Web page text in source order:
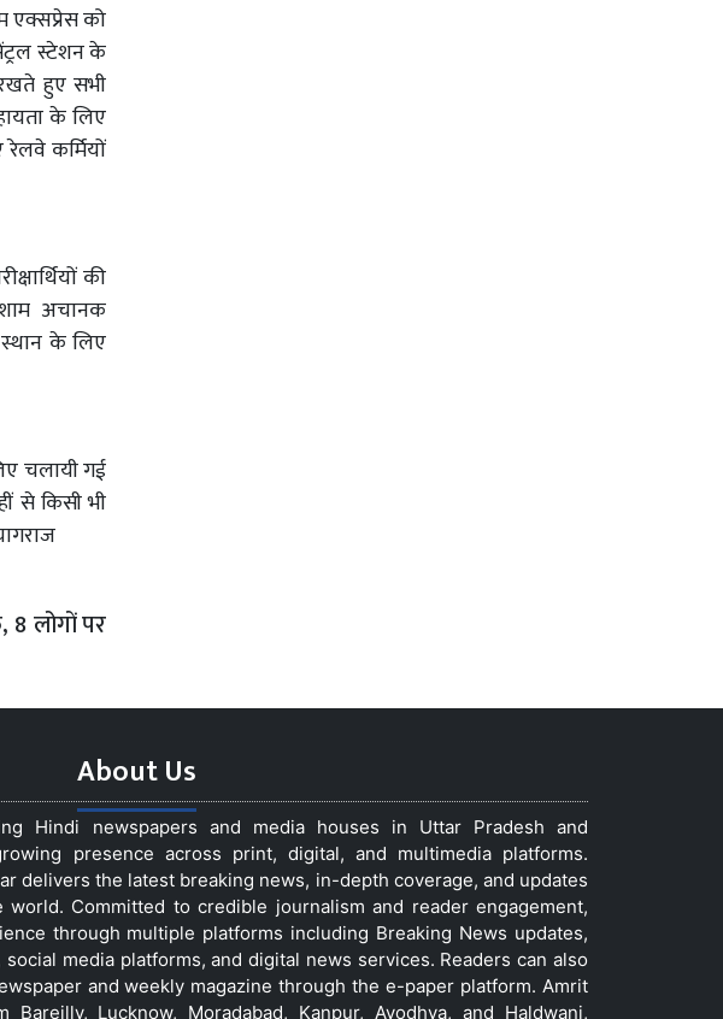
एक्सप्रेस को
स्टेशन के
हुए सभी
के लिए
कर्मियों
की
अचानक
स्थान के लिए
चलायी गई
से किसी भी
लोगों पर
About Us
Hindi newspapers and media houses in Uttar Pradesh and
presence across print, digital, and multimedia platforms.
delivers the latest breaking news, in-depth coverage, and updates
Committed to credible journalism and reader engagement,
through multiple platforms including Breaking News updates,
media platforms, and digital news services. Readers can also
and weekly magazine through the e-paper platform. Amrit
Lucknow, Moradabad, Kanpur, Ayodhya, and Haldwani,